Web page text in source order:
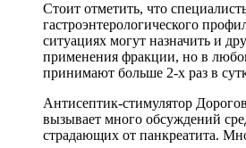
Стоит отметить, что
гастроэнтерологического
ситуациях могут назначить и
применения фракции, но в
принимают больше 2-х раз в
Антисептик-стимулятор
вызывает много обсуждений
страдающих от панкреатита.